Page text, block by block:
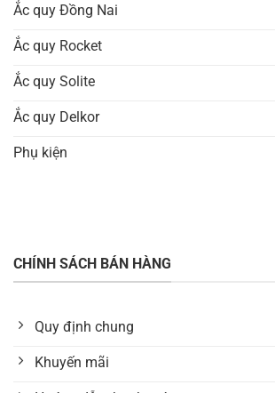
Ắc quy Đồng Nai
Ắc quy Rocket
Ắc quy Solite
Ắc quy Delkor
Phụ kiện
CHÍNH SÁCH BÁN HÀNG
Quy định chung
Khuyến mãi